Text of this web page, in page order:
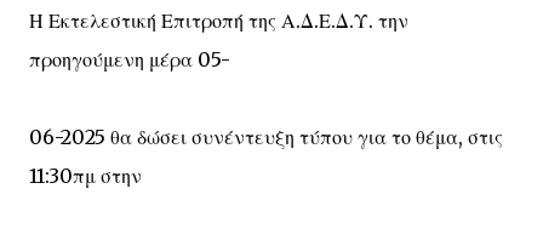
Η Εκτελεστική Επιτροπή της Α.Δ.Ε.Δ.Υ. την
προηγούμενη μέρα 05-
06-2025 θα δώσει συνέντευξη τύπου για το θέμα, στις
11:30πμ στην